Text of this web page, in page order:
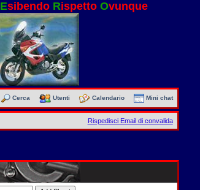
Esibendo Rispetto Ovunque
Cerca Utenti Calendario Mini chat
Rispedisci Email di convalida